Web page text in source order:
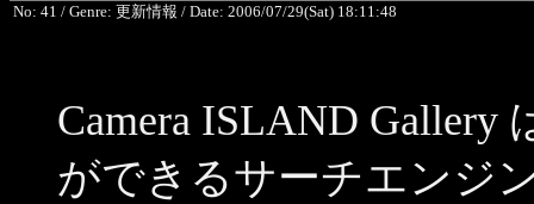
No: 41 / Genre: 更新情報 / Date: 2006/07/29(Sat) 18:11:48
Camera ISLAND
ができるサーチエンジ